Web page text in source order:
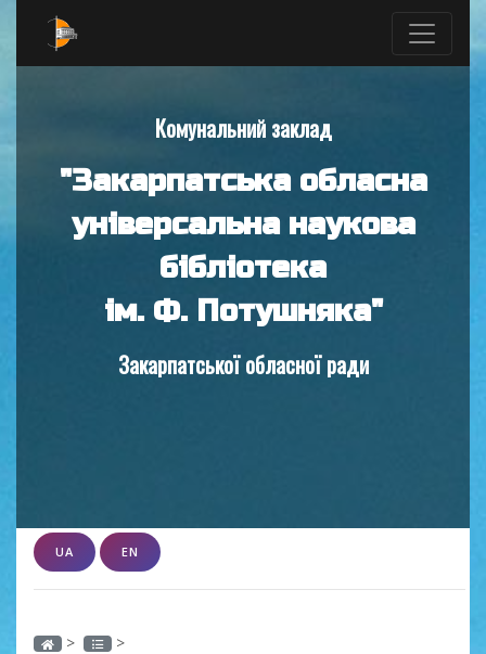
Комунальний заклад
"Закарпатська обласна
універсальна наукова
бібліотека
ім. Ф. Потушняка"
Закарпатської обласної ради
UA EN
> >